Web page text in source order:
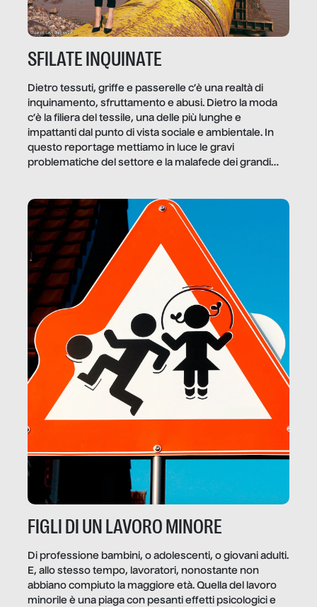
SFILATE INQUINATE
Dietro tessuti, griffe e passerelle c’è una realtà di
inquinamento, sfruttamento e abusi. Dietro la moda
c’è la filiera del tessile, una delle più lunghe e
impattanti dal punto di vista sociale e ambientale. In
questo reportage mettiamo in luce le gravi
problematiche del settore e la malafede dei grandi
FIGLI DI UN LAVORO MINORE
Di professione bambini, o adolescenti, o giovani adulti.
E, allo stesso tempo, lavoratori, nonostante non
abbiano compiuto la maggiore età. Quella del lavoro
minorile è una piaga con pesanti effetti psicologici e